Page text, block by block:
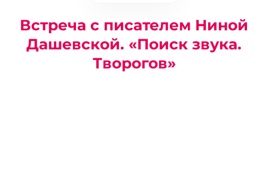
Встреча с писателем Ниной
Дашевской. «Поиск звука.
Творогов»